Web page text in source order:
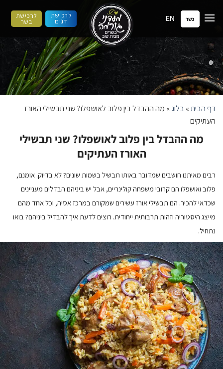
לתוכן
כשר EN לרכישת
דגים
לרכישת
בשר
דף הבית»בלוג » מה ההבדל בין פלוב לאושפלו? שני תבשילי האורז
העתיקים
מה ההבדל בין פלוב לאושפלו? שני תבשילי
האורז העתיקים
רבים מאיתנו חושבים שמדובר באותו תבשיל בשמות שונים? לא בדיוק. אומנם,
פלוב ואושפלו הם קרובי משפחה קולינריים, אבל יש ביניהם הבדלים מעניינים
שכדאי להכיר. הם תבשילי אורז עשירים שמקורם במרכז אסיה, וכל אחד מהם
מייצג היסטוריה וזהות תרבותית ייחודית. רוצים לדעת איך להבדיל ביניהם? בואו
נתחיל.